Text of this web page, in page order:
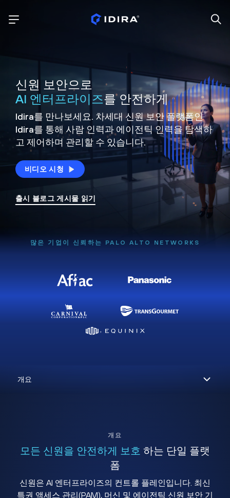
신원 보안으로
AI 엔터프라이즈를 안전하게
Idira를 만나보세요. 차세대 신원보안 플랫폼인
Idira를 통해 사람 인력과 에이전틱 인력을탐색하
고 제어하며 관리할 수 있습니다.
비디오 시청
출시 블로그 게시물 읽기
많은 기업이 신뢰하는 PALO ALTO NETWORKS
개요
모든 신원을 안전하게 보호 하는 단일 플랫
폼
신원은 AI 엔터프라이즈의 컨트롤 플레인입니다. 최신
특권 액세스 관리(PAM), 머신 및 에이전틱 신원 보안 기